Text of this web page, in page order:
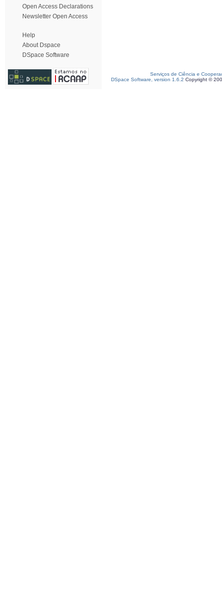
Open Access Declarations
Newsletter Open Access
Help
About Dspace
DSpace Software
Serviços de Ciência e
DSpace Software, version 1.6.2 Copyright ©